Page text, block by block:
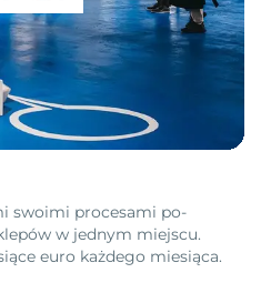
swoimi procesami po-
w jednym miejscu.
euro każdego miesiąca.